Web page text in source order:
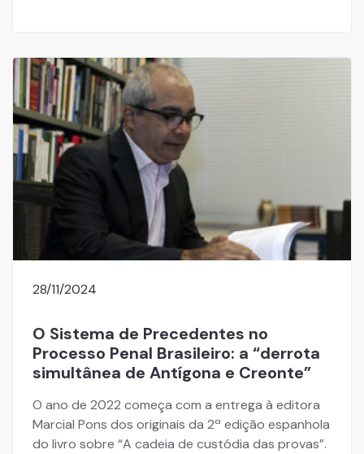
28/11/2024
O Sistema de Precedentes no
Processo Penal Brasileiro: a “derrota
simultânea de Antígona e Creonte”
O ano de 2022 começa com a entrega à editora
Marcial Pons dos originais da 2ª edição espanhola
do livro sobre “A cadeia de custódia das provas”.